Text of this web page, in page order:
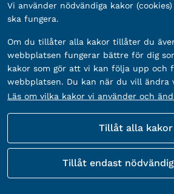
Bankgironummer: 5888-2333
Fler sätt att följa
Vi använder nödvändiga kakor
ska fungera.
Om du tillåter alla kakor tillåter du
webbplatsen fungerar bättre för dig
kakor som gör att vi kan följa upp och
webbplatsen. Du kan när du vill ändra
Läs om vilka kakor vi använder och
Tillåt alla kakor
Tillåt endast